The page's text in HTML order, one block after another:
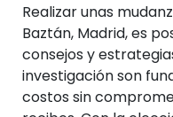
Realizar unas
Baztán, Madrid, es
consejos y
investigación son
costos sin